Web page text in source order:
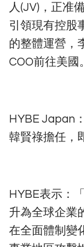
人(JV)，正准
引領現有控股
的整體運營，
COO前往美國。
HYBE Japan
韓賢祿擔任，
HYBE表示：
升為全球企業
在全面體制變